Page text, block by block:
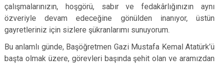
çalışmalarınızın, hoşgörü, sabır ve fedakârlığınızın aynı
özveriyle devam edeceğine gönülden inanıyor, üstün
gayretleriniz için sizlere şükranlarımı sunuyorum.
Bu anlamlı günde, Başöğretmen Gazi Mustafa Kemal Atatürk’ü
başta olmak üzere, görevleri başında şehit olan ve aramızdan